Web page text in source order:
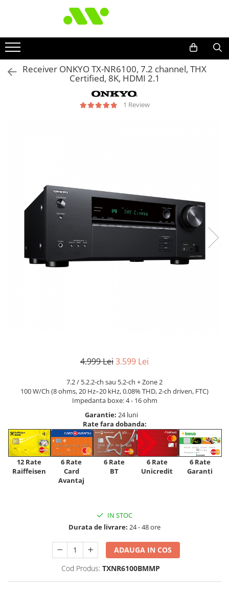
Receiver ONKYO TX-NR6100, 7.2 channel, THX
Certified, 8K, HDMI 2.1
1 Review
4.999 Lei3.599 Lei
7.2 / 5.2.2-ch sau 5.2-ch + Zone 2
100 W/Ch (8 ohms, 20 Hz–20 kHz, 0.08% THD, 2-ch driven, FTC)
Impedanta boxe: 4 - 16 ohm
Garantie: 24 luni
Rate fara dobanda:
12 Rate
Raiffeisen
6 Rate
Card
Avantaj
6 Rate
BT
6 Rate
Unicredit
6 Rate
Garanti
IN STOC
Durata de livrare: 24 - 48 ore
ADAUGA IN COS
Cod Produs: TXNR6100BMMP